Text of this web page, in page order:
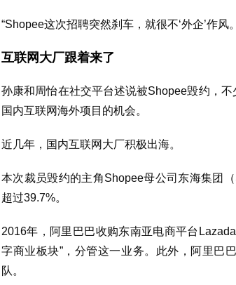
“Shopee这次招聘突然刹车，就很不‘外企’作风
互联网大厂跟着来了
孙康和周怡在社交平台述说被Shopee毁约，
国内互联网海外项目的机会。
近几年，国内互联网大厂积极出海。
本次裁员毁约的主角Shopee母公司东海集团
超过39.7%。
2016年，阿里巴巴收购东南亚电商平台
字商业板块”，分管这一业务。此外，阿里巴
队。